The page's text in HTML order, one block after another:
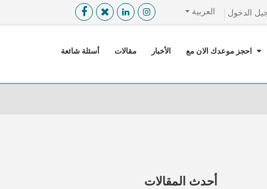
القائمة X
الرئيسة
العربية الدخول
احجز موعدك الان مع الأخبار مقالات أسئلة شائعة
أحدث المقالات